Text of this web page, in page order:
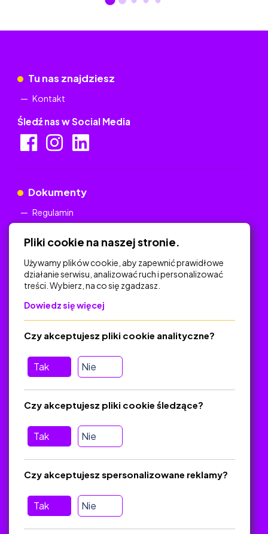
Tu nas znajdziesz
Kontakt
Śledź nas w Social Media
Dokumenty
Regulamin
Na skróty
Polityka Prywatności
Regulamin
O platformie
Baza materiałów dydaktycznych
Jak zostać autorem
FAQ
Pomoc
wiadomość nie trafiła do folderu SPAM)
Pliki cookie na naszej stronie.
Używamy plików cookie, aby zapewnić prawidłowe
działanie serwisu, analizować ruch i personalizować
treści. Wybierz, na co się zgadzasz.
Dowiedz się więcej
Tak Nie
Czy akceptujesz pliki cookie analityczne?
Tak Nie
Czy akceptujesz pliki cookie śledzące?
Tak Nie
Czy akceptujesz spersonalizowane reklamy?